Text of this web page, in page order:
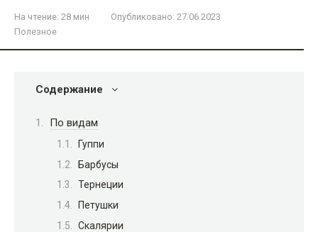
На чтение: 28 мин Опубликовано: 27.06.2023
Полезное
Содержание
По видам
Гуппи
Барбусы
Тернеции
Петушки
Скалярии